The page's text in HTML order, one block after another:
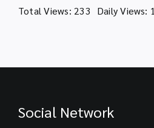
Total Views: 233 Daily Views: 1
Social Network